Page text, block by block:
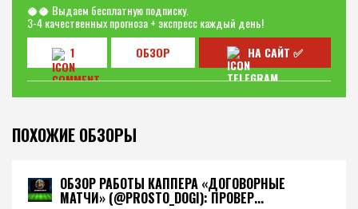
🥥🥥 Выдаем бесплатную подписку.
3-4 качественных прогноза + экспресс каждый день!
1
ОБЗОР НА САЙТ ✅
ПОХОЖИЕ ОБЗОРЫ
ОБЗОР РАБОТЫ КАППЕРА «ДОГОВОРНЫЕ
МАТЧИ» (@PROSTO_DOGI): ПРОВЕР...